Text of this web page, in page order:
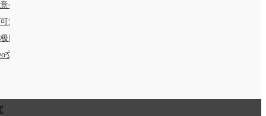
生活
波罗网
网
交换链接要求：PR值和BR值大于6)